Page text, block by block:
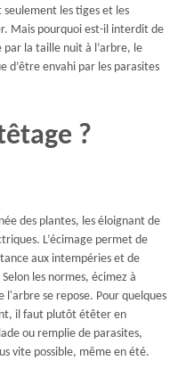
les tiges et les
Mais pourquoi est-il interdit de
par la taille nuit à l’arbre, le
d’être envahi par les parasites
?
des plantes, les éloignant de
L’écimage permet de
aux intempéries et de
les normes, écimez à
se repose. Pour quelques
il faut plutôt étêter en
ou remplie de parasites,
vite possible, même en été.